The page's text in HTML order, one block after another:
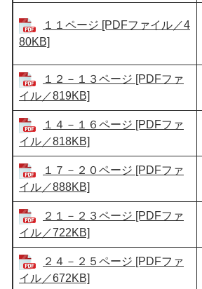
１１ページ [PDFファイル／4
80KB]
１２－１３ページ [PDFファ
イル／819KB]
１４－１６ページ [PDFファ
イル／818KB]
１７－２０ページ [PDFファ
イル／888KB]
２１－２３ページ [PDFファ
イル／722KB]
２４－２５ページ [PDFファ
イル／672KB]